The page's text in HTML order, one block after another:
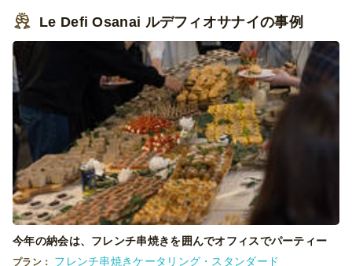
Le Defi Osanai ルデフィオサナイの事例
今年の納会は、フレンチ串焼きを囲んでオフィスでパーティー
プラン： フレンチ串焼きケータリング・スタンダード